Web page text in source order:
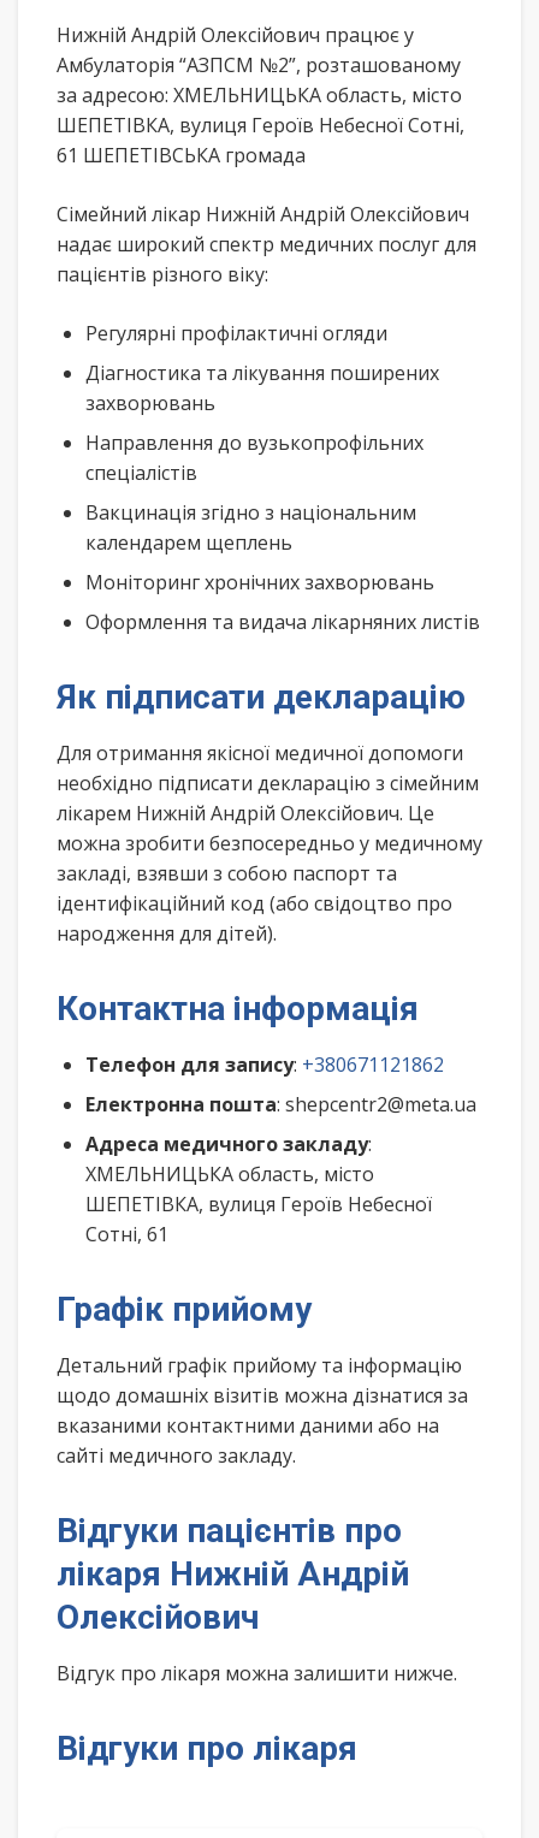
Нижній Андрій Олексійович працює у
Амбулаторія “АЗПСМ №2”, розташованому
за адресою: ХМЕЛЬНИЦЬКА область, місто
ШЕПЕТІВКА, вулиця Героїв Небесної Сотні,
61 ШЕПЕТІВСЬКА громада
Сімейний лікар Нижній Андрій Олексійович
надає широкий спектр медичних послуг для
пацієнтів різного віку:
Регулярні профілактичні огляди
Діагностика та лікування поширених
захворювань
Направлення до вузькопрофільних
спеціалістів
Вакцинація згідно з національним
календарем щеплень
Моніторинг хронічних захворювань
Оформлення та видача лікарняних листів
Як підписати декларацію
Для отримання якісної медичної допомоги
необхідно підписати декларацію з сімейним
лікарем Нижній Андрій Олексійович. Це
можна зробити безпосередньо у медичному
закладі, взявши з собою паспорт та
ідентифікаційний код (або свідоцтво про
народження для дітей).
Контактна інформація
Телефон для запису: +380671121862
Електронна пошта: shepcentr2@meta.ua
Адреса медичного закладу:
ХМЕЛЬНИЦЬКА область, місто
ШЕПЕТІВКА, вулиця Героїв Небесної
Сотні, 61
Графік прийому
Детальний графік прийому та інформацію
щодо домашніх візитів можна дізнатися за
вказаними контактними даними або на
сайті медичного закладу.
Відгуки пацієнтів про
лікаря Нижній Андрій
Олексійович
Відгук про лікаря можна залишити нижче.
Відгуки про лікаря